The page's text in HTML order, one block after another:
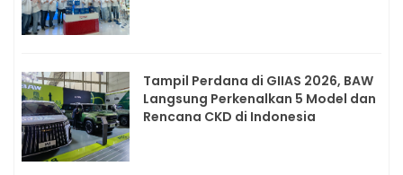
Tampil Perdana di GIIAS 2026, BAW
Langsung Perkenalkan 5 Model dan
Rencana CKD di Indonesia